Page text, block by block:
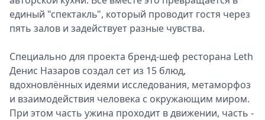
единый "спектакль", который проводит гостя через
пять залов и задействует разные чувства.
Специально для проекта бренд-шеф ресторана Leth
Денис Назаров создал сет из 15 блюд,
вдохновлённых идеями исследования, метаморфоз
и взаимодействия человека с окружающим миром.
При этом часть ужина проходит в движении, часть -